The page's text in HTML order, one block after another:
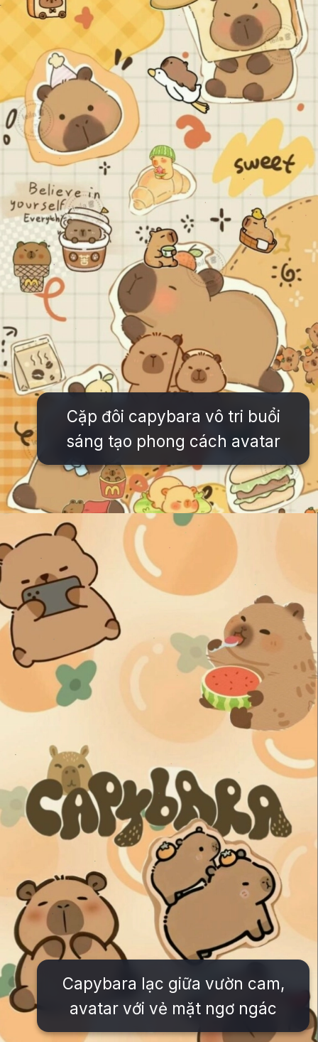
Cặp đôi capybara vô tri buổi
sáng tạo phong cách avatar
Đang mở https://issiloo.edu.vn/cute-vo-dien-avatar
Capybara lạc giữa vườn cam,
avatar với vẻ mặt ngơ ngác